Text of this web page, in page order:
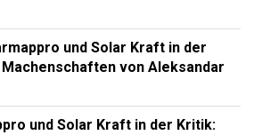
und Solar Kraft in der
von Aleksandar
und Solar Kraft in der Kritik: